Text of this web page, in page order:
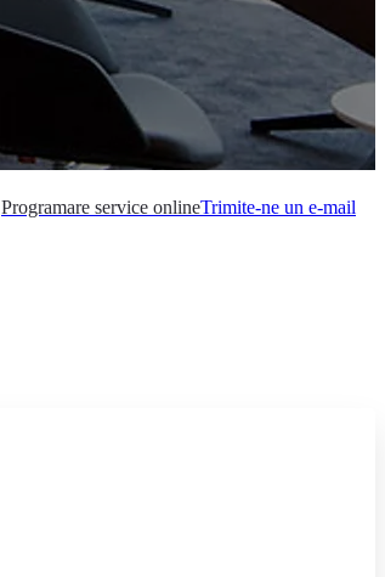
Programare service onlineTrimite-ne un e-mail